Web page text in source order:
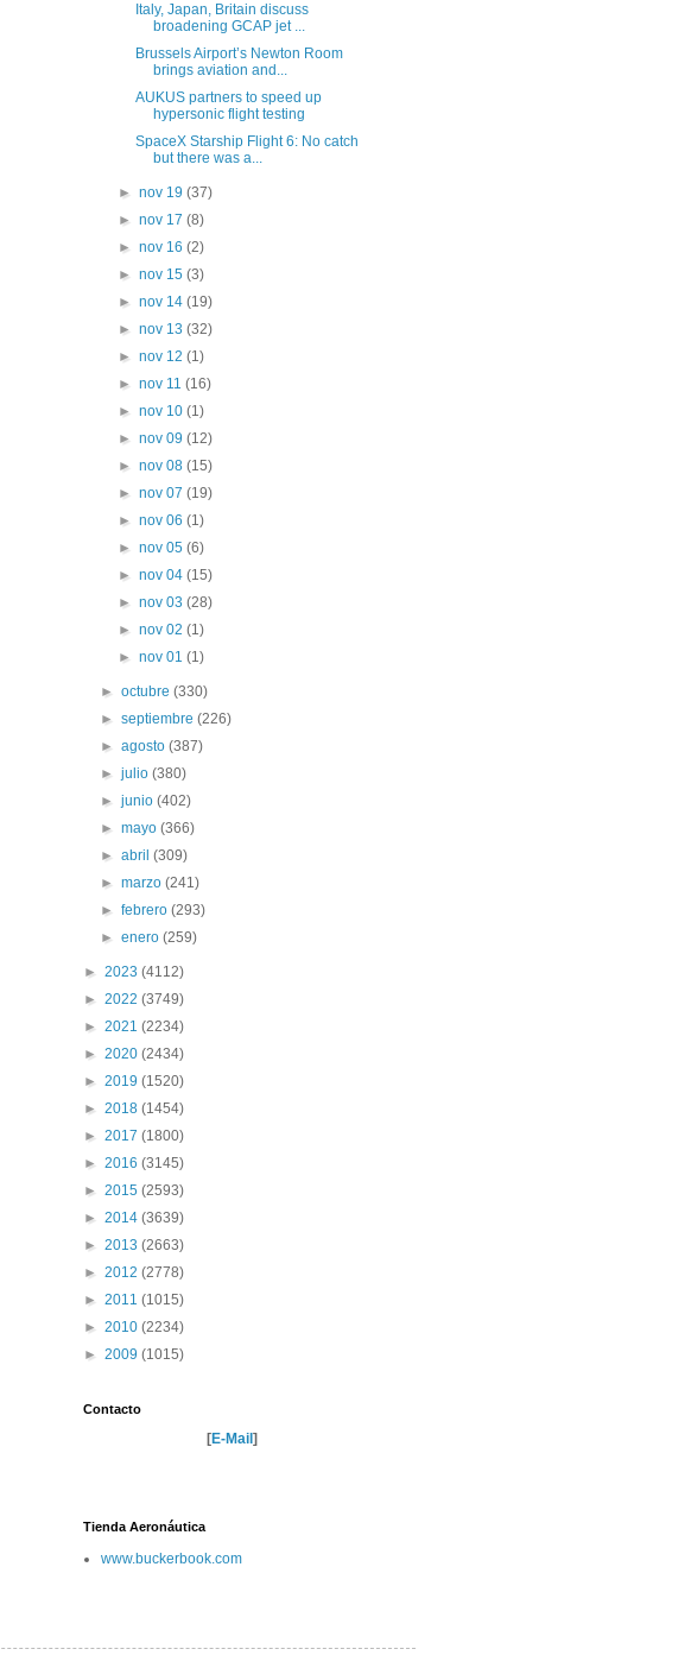
Italy, Japan, Britain discuss
broadening GCAP jet ...
Brussels Airport’s Newton Room
brings aviation and...
AUKUS partners to speed up
hypersonic flight testing
SpaceX Starship Flight 6: No catch
but there was a...
► nov 19 (37)
► nov 17 (8)
► nov 16 (2)
► nov 15 (3)
► nov 14 (19)
► nov 13 (32)
► nov 12 (1)
► nov 11 (16)
► nov 10 (1)
► nov 09 (12)
► nov 08 (15)
► nov 07 (19)
► nov 06 (1)
► nov 05 (6)
► nov 04 (15)
► nov 03 (28)
► nov 02 (1)
► nov 01 (1)
►octubre(330)
►septiembre(226)
►agosto(387)
►julio(380)
►junio(402)
►mayo(366)
►abril(309)
►marzo(241)
►febrero(293)
►enero(259)
► 2023 (4112)
► 2022 (3749)
► 2021 (2234)
► 2020 (2434)
► 2019 (1520)
► 2018 (1454)
► 2017 (1800)
► 2016 (3145)
► 2015 (2593)
► 2014 (3639)
► 2013 (2663)
► 2012 (2778)
► 2011 (1015)
► 2010 (2234)
► 2009 (1015)
Contacto
[E-Mail ]
Tienda Aeronáutica
www.buckerbook.com